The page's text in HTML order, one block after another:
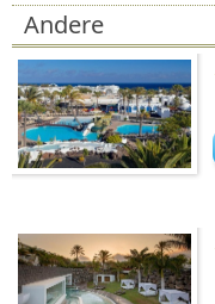
Andere